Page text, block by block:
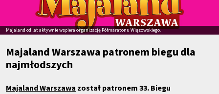
Majaland od lat aktywnie wspiera organizację Półmaratonu Wiązowskiego.
Majaland Warszawa patronem biegu dla
najmłodszych
Majaland Warszawa został patronem 33. Biegu